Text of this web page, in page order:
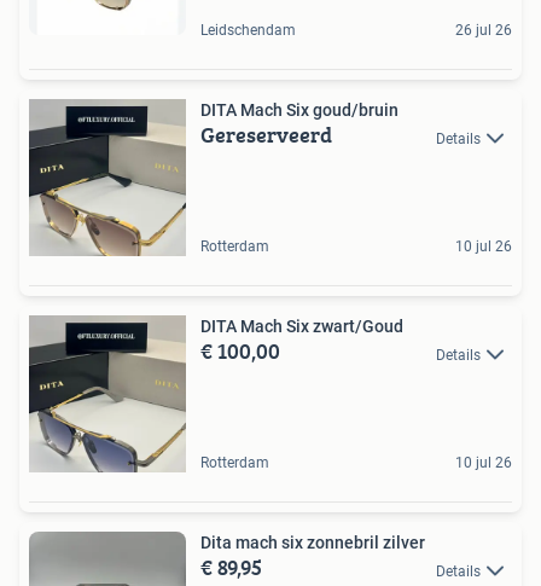
Leidschendam 26 jul 26
DITA Mach Six goud/bruin
Gereserveerd Details
Rotterdam 10 jul 26
DITA Mach Six zwart/Goud
€ 100,00 Details
Rotterdam 10 jul 26
Dita mach six zonnebril zilver
€ 89,95 Details